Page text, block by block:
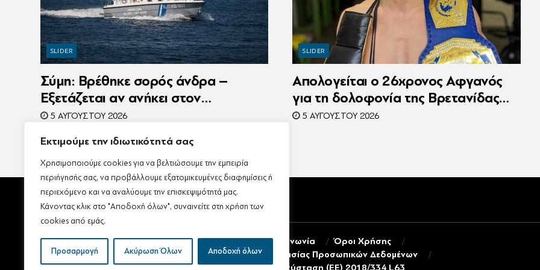
Εκτιμούμε την ιδιωτικότητά σας
Χρησιμοποιούμε cookies για να βελτιώσουμε την εμπειρία
περιήγησής σας, να προβάλλουμε εξατομικευμένες διαφημίσεις ή
περιεχόμενο και να αναλύουμε την επισκεψιμότητά μας.
Κάνοντας κλικ στο "Αποδοχή όλων", συναινείτε στη χρήση των
cookies από εμάς.
Προσαρμογή Ακύρωση Όλων Αποδοχή όλων
SLIDER
Σύμη: Βρέθηκε σορός άνδρα –
Εξετάζεται αν ανήκει στον
αγνοούμενο Γερμανό τουρίστα
5 ΑΥΓΟΎΣΤΟΥ 2026
SLIDER
Απολογείται ο 26χρονος Αφγανός
για τη δολοφονία της Βρετανίδας
στην Κυψέλη – Η ιστορία του είχε
5 ΑΥΓΟΎΣΤΟΥ 2026
Αρχική Ταυτότητα – Επικοινωνία
Όροι Χρήσης
Πολιτική Απορρήτου & Προστασίας Προσωπικών Δεδομένων
Δήλωση συμμόρφωσης με τη σύσταση (ΕΕ) 2018/334 L63